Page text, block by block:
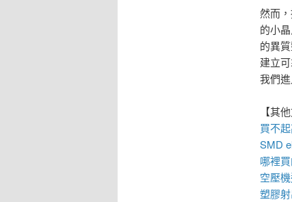
然而
的小
的異
建立
我們
【其
買不
SMD
哪裡
空壓機
塑膠